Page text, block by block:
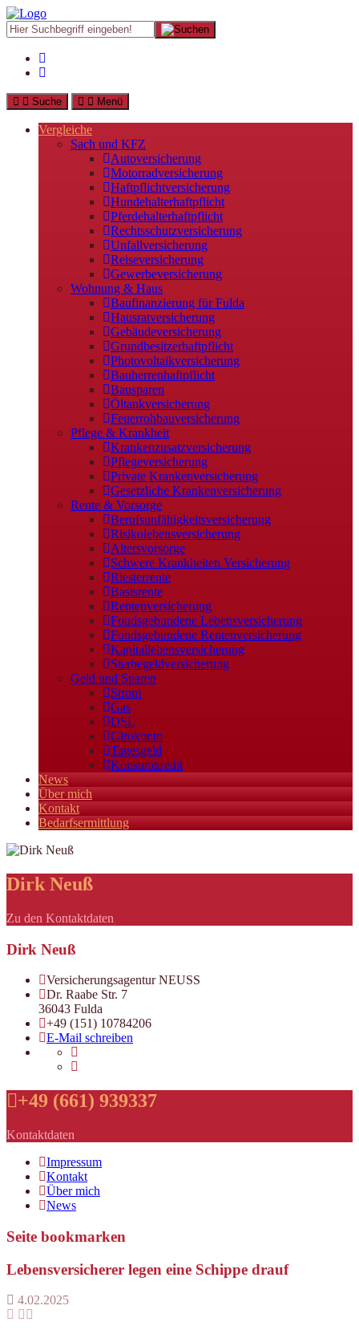
Suche Menü
Vergleiche
Sach und KFZ
Autoversicherung
Motorradversicherung
Haftpflichtversicherung
Hundehalterhaftpflicht
Pferdehalterhaftpflicht
Rechtsschutzversicherung
Unfallversicherung
Reiseversicherung
Gewerbeversicherung
Wohnung & Haus
Baufinanzierung für Fulda
Hausratversicherung
Gebäudeversicherung
Grundbesitzerhaftpflicht
Photovoltaikversicherung
Bauherrenhaftpflicht
Bausparen
Öltankversicherung
Feuerrohbauversicherung
Pflege & Krankheit
Krankenzusatzversicherung
Pflegeversicherung
Private Krankenversicherung
Gesetzliche Krankenversicherung
Rente & Vorsorge
Berufs­unfähigkeitsversicherung
Risikolebensversicherung
Altersvorsorge
Schwere Krankheiten Versicherung
Riesterrente
Basisrente
Rentenversicherung
Fondsgebundene Lebensversicherung
Fondsgebundene Rentenversicherung
Kapitallebensversicherung
Sterbegeldversicherung
Geld und Sparen
Strom
Gas
DSL
Girokonto
Tagesgeld
Konsumkredit
News
Über mich
Kontakt
Bedarfsermittlung
Dirk Neuß
Zu den Kontaktdaten
Dirk Neuß
Versicherungsagentur NEUSS
Dr. Raabe Str. 7
36043 Fulda
+49 (151) 10784206
E-Mail schreiben
+49 (661) 939337
Kontaktdaten
Impressum
Kontakt
Über mich
News
Seite bookmarken
Lebensversicherer legen eine Schippe drauf
4.02.2025